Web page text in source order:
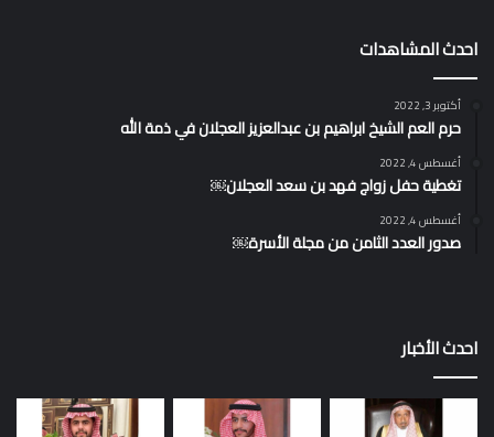
احدث المشاهدات
أكتوبر 3, 2022
حرم العم الشيخ ابراهيم بن عبدالعزيز العجلان في ذمة الله
أغسطس 4, 2022
تغطية حفل زواج فهد بن سعد العجلان￼
أغسطس 4, 2022
صدور العدد الثامن من مجلة الأسرة￼
احدث الأخبار